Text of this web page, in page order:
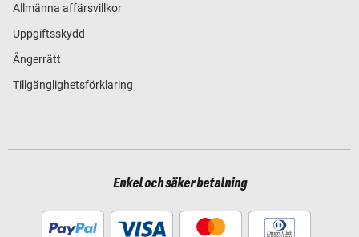
Allmänna affärsvillkor
Uppgiftsskydd
Ångerrätt
Tillgänglighetsförklaring
Enkel och säker betalning